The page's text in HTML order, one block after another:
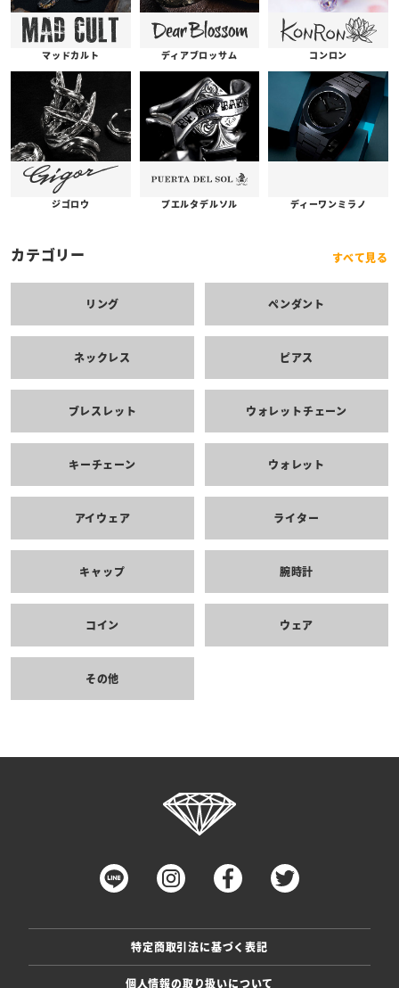
マッドカルト ディアブロッサム コンロン
ジゴロウ プエルタデルソル ディーワンミラノ
カテゴリー すべて見る
リング ペンダント
ネックレス ピアス
ブレスレット ウォレットチェーン
キーチェーン ウォレット
アイウェア ライター
キャップ 腕時計
コイン ウェア
その他
特定商取引法に基づく表記
個人情報の取り扱いについて